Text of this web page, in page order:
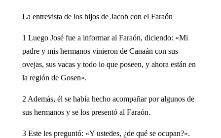
La entrevista de los hijos de Jacob con el Faraón
1 Luego José fue a informar al Faraón, diciendo: «Mi
padre y mis hermanos vinieron de Canaán con sus
ovejas, sus vacas y todo lo que poseen, y ahora están en
la región de Gosen».
2 Además, él se había hecho acompañar por algunos de
sus hermanos y se los presentó al Faraón.
3 Este les preguntó: «Y ustedes, ¿de qué se ocupan?».